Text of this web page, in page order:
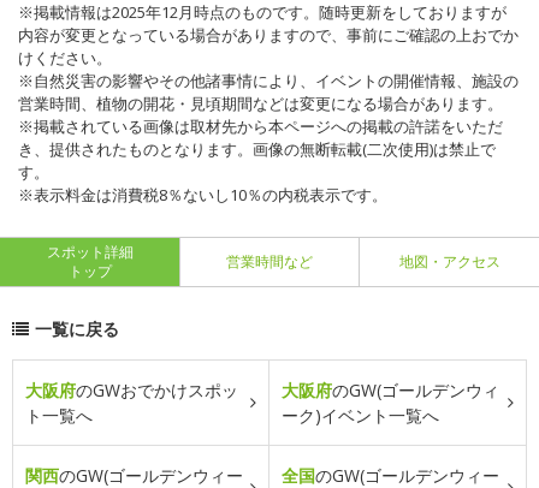
※掲載情報は2025年12月時点のものです。随時更新をしておりますが
内容が変更となっている場合がありますので、事前にご確認の上おでか
けください。
※自然災害の影響やその他諸事情により、イベントの開催情報、施設の
営業時間、植物の開花・見頃期間などは変更になる場合があります。
※掲載されている画像は取材先から本ページへの掲載の許諾をいただ
き、提供されたものとなります。画像の無断転載(二次使用)は禁止で
す。
※表示料金は消費税8％ないし10％の内税表示です。
スポット詳細
トップ
営業時間など 地図・アクセス
一覧に戻る
大阪府のGWおでかけスポッ
ト一覧へ
大阪府のGW(ゴールデンウィ
ーク)イベント一覧へ
関西のGW(ゴールデンウィー
全国のGW(ゴールデンウィー